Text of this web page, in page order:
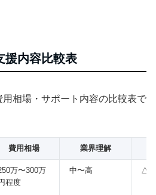
援内容比較表
相場・サポート内容の比較表で
費用相場 業界理解
万〜300万
程度
中〜高 △